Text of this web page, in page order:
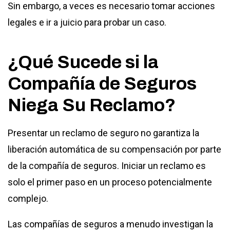
Sin embargo, a veces es necesario tomar acciones
legales e ir a juicio para probar un caso.
¿Qué Sucede si la
Compañía de Seguros
Niega Su Reclamo?
Presentar un reclamo de seguro no garantiza la
liberación automática de su compensación por parte
de la compañía de seguros. Iniciar un reclamo es
solo el primer paso en un proceso potencialmente
complejo.
Las compañías de seguros a menudo investigan la